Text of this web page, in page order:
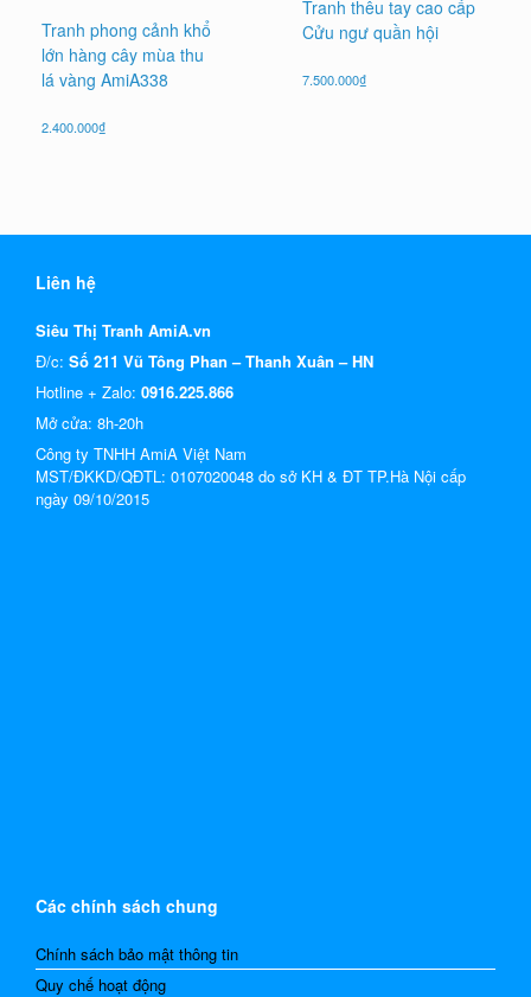
Tranh phong cảnh khổ
lớn hàng cây mùa thu
lá vàng AmiA338
2.400.000₫
Tranh thêu tay cao cấp
Cửu ngư quần hội
7.500.000₫
Liên hệ
Siêu Thị Tranh AmiA.vn
Đ/c: Số 211 Vũ Tông Phan – Thanh Xuân – HN
Hotline + Zalo: 0916.225.866
Mở cửa: 8h-20h
Công ty TNHH AmiA Việt Nam
MST/ĐKKD/QĐTL: 0107020048 do sở KH & ĐT TP.Hà Nội cấp
ngày 09/10/2015
Các chính sách chung
Chính sách bảo mật thông tin
Quy chế hoạt động